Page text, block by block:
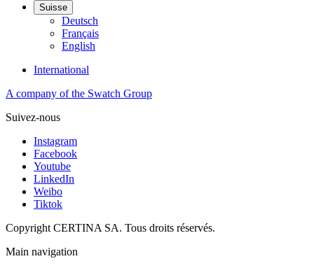
Suisse
Deutsch
Français
English
International
A company of the Swatch Group
Suivez-nous
Instagram
Facebook
Youtube
LinkedIn
Weibo
Tiktok
Copyright CERTINA SA. Tous droits réservés.
Main navigation